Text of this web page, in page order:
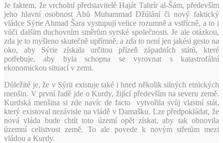
Je faktem, že vrcholní představitelé Haját Tahrír al-Šám, především
jeho hlavní osobnost Abů Muhammad Džúlání či nový faktický
vládce Sýrie Ahmad Šara vystupují velice rozumně a vstřícně, a to i
vůči dalším duchovním směrům syrské společnosti. Je ale otázkou,
zda je to myšleno skutečně upřímně, a zda to není jen jakési gesto na
oko, aby Sýrie získala určitou přízeň západních států, které
potřebuje, aby byla schopna se vyrovnat s katastrofální
ekonomickou situací v zemi.
Důležité je, že v Sýrii existuje také i hned několik silných etnických
menšin. V první řadě jde o Kurdy, žijící především na severu země.
Kurdská menšina si zde navíc de facto vytvořila svůj vlastní stát,
který existoval nezávisle na vládě v Damašku. Lze předpokládat, že
nová vláda bude chtít toto území opět získat, aby tak obnovila
územní celistvost země. To ale povede k novým střetům mezi
vládou a Kurdy.